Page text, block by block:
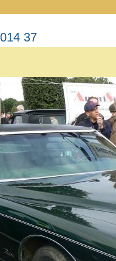
37